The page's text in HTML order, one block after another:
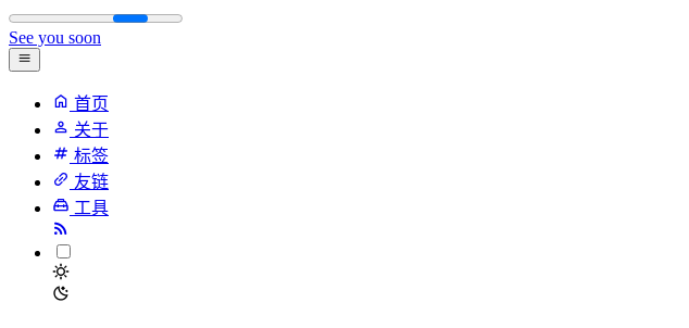
See you soon
首页
关于
标签
友链
工具